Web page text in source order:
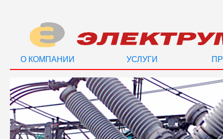
О КОМПАНИИ УСЛУГИ